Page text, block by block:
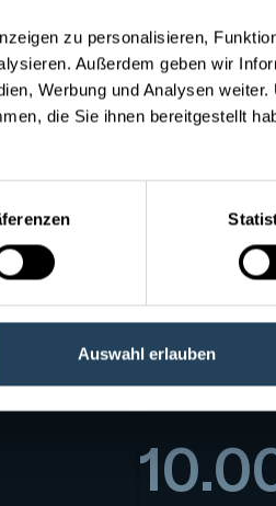
zu personalisieren,
Außerdem geben wir
Werbung und Analysen
die Sie ihnen bereitgestellt
Auswahl erlauben
Jahren